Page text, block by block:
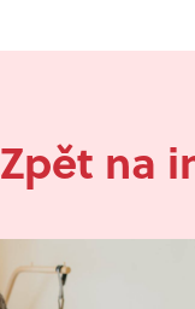
Zpět na